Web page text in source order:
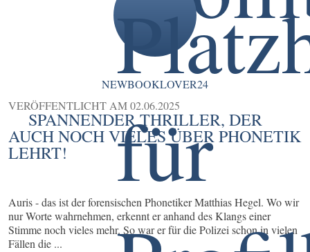
NEWBOOKLOVER24
VERÖFFENTLICHT AM02.06.2025
SPANNENDER THRILLER, DER
AUCH NOCH VIELES ÜBER PHONETIK
LEHRT!
Auris - das ist der forensischen Phonetiker Matthias Hegel. Wo wir
nur Worte wahrnehmen, erkennt er anhand des Klangs einer
Stimme noch vieles mehr. So war er für die Polizei schon in vielen
Fällen die ...